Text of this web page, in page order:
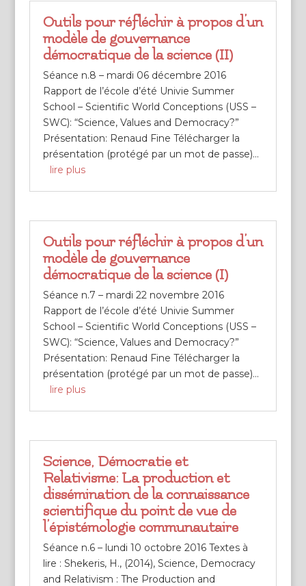
Outils pour réfléchir à propos d’un
modèle de gouvernance
démocratique de la science (II)
Séance n.8 – mardi 06 décembre 2016
Rapport de l’école d’été Univie Summer
School – Scientific World Conceptions (USS –
SWC): “Science, Values and Democracy?”
Présentation: Renaud Fine Télécharger la
présentation (protégé par un mot de passe)...
lire plus
Outils pour réfléchir à propos d’un
modèle de gouvernance
démocratique de la science (I)
Séance n.7 – mardi 22 novembre 2016
Rapport de l’école d’été Univie Summer
School – Scientific World Conceptions (USS –
SWC): “Science, Values and Democracy?”
Présentation: Renaud Fine Télécharger la
présentation (protégé par un mot de passe)...
lire plus
Science, Démocratie et
Relativisme: La production et
dissémination de la connaissance
scientifique du point de vue de
l’épistémologie communautaire
Séance n.6 – lundi 10 octobre 2016 Textes à
lire : Shekeris, H., (2014), Science, Democracy
and Relativism : The Production and